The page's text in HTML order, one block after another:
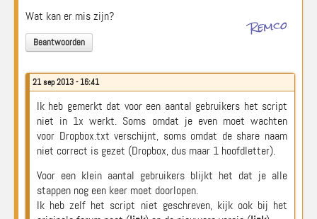
Wat kan er mis zijn?
Beantwoorden
Remco
21 sep 2013 - 16:41
Ik heb gemerkt dat voor een aantal gebruikers het script
niet in 1x werkt. Soms omdat je even moet wachten
voor Dropbox.txt verschijnt, soms omdat de share naam
niet correct is gezet (Dropbox, dus maar 1 hoofdletter).
Voor een klein aantal gebruikers blijkt het dat je alle
stappen nog een keer moet doorlopen.
Ik heb zelf het script niet geschreven, kijk ook bij het